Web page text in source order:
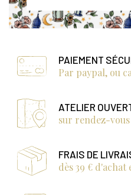
PAIEMENT
Par paypal, ou
ATELIER
sur rendez-vous
FRAIS DE
dès 39 €